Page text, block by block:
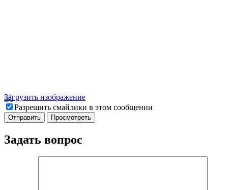
Загрузить изображение
Разрешить смайлики в этом сообщении
Задать вопрос